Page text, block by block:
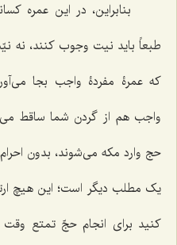
بنابراین، در این عمره
طبعاً باید نیت وجوب کنند،
که عمرۀ مفردۀ واجب بجا
واجب هم از گردن شما ساقط
حج وارد مکه می‌شوند، بدون
یک مطلب دیگر است؛ این هیچ
کنید برای انجام حجّ تمتع وقت